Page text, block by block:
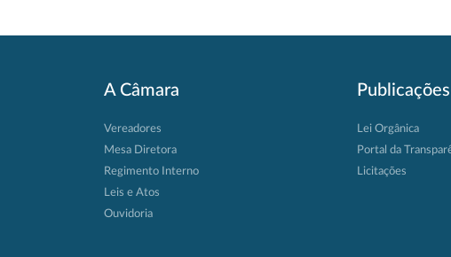
A Câmara
Vereadores
Mesa Diretora
Regimento Interno
Leis e Atos
Ouvidoria
Publicações
Lei Orgânica
Portal da
Licitações